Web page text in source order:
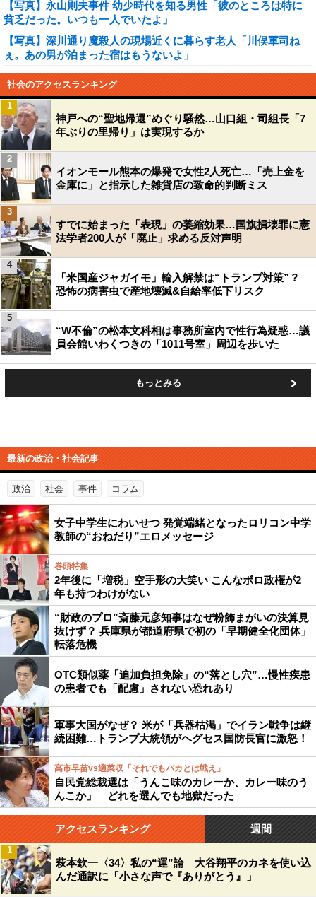
【写真】永山則夫事件 幼少時代を知る男性「彼のところは特に
貧乏だった。いつも一人でいたよ」
【写真】深川通り魔殺人の現場近くに暮らす老人「川俣軍司ね
ぇ。あの男が泊まった宿はもうないよ」
社会のアクセスランキング
神戸への“聖地帰還”めぐり騒然…山口組・司組長「7
年ぶりの里帰り」は実現するか
1
イオンモール熊本の爆発で女性2人死亡…「売上金を
金庫に」と指示した雑貨店の致命的判断ミス
2
すでに始まった「表現」の萎縮効果…国旗損壊罪に憲
法学者200人が「廃止」求める反対声明
3
「米国産ジャガイモ」輸入解禁は“トランプ対策”？
恐怖の病害虫で産地壊滅&自給率低下リスク
4
“W不倫”の松本文科相は事務所室内で性行為疑惑…議
員会館いわくつきの「1011号室」周辺を歩いた
5
もっとみる
最新の政治・社会記事
政治 社会 事件 コラム
女子中学生にわいせつ 発覚端緒となったロリコン中学
教師の“おねだり”エロメッセージ
巻頭特集
2年後に「増税」空手形の大笑い こんなボロ政権が2
年も持つわけがない
“財政のプロ”斎藤元彦知事はなぜ粉飾まがいの決算見
抜けず？ 兵庫県が都道府県で初の「早期健全化団体」
転落危機
OTC類似薬「追加負担免除」の“落とし穴”…慢性疾患
の患者でも「配慮」されない恐れあり
軍事大国がなぜ？ 米が「兵器枯渇」でイラン戦争は継
続困難…トランプ大統領がヘグセス国防長官に激怒！
高市早苗vs適菜収「それでもバカとは戦え」
自民党総裁選は「うんこ味のカレーか、カレー味のう
んこか」 どれを選んでも地獄だった
アクセスランキング 週間
萩本欽一〈34〉私の“運”論 大谷翔平のカネを使い込
んだ通訳に「小さな声で『ありがとう』」
1